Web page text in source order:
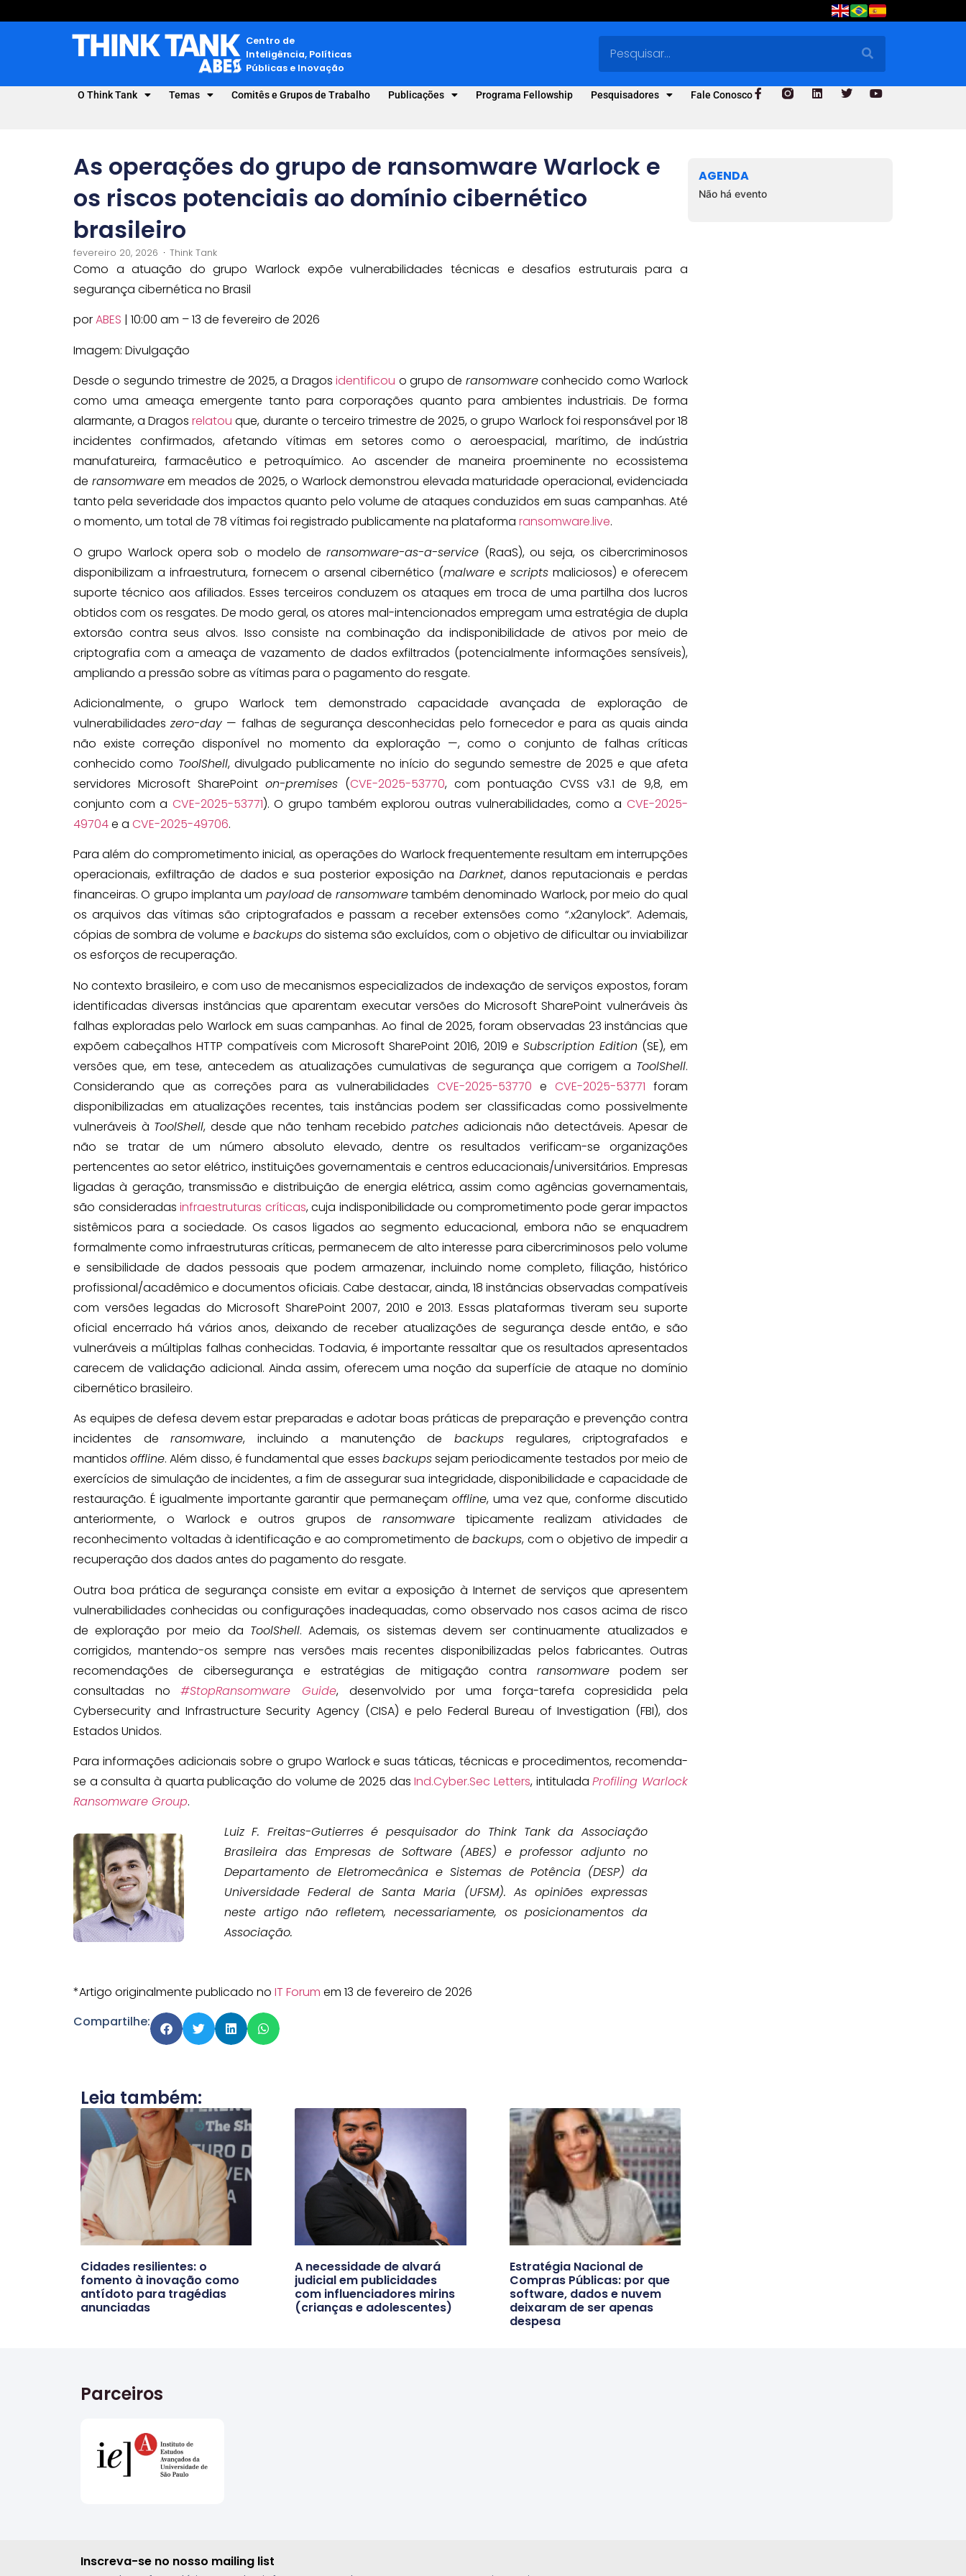
Centro de
Inteligência, Políticas
Públicas e Inovação
O Think Tank Temas Comitês e Grupos de Trabalho Publicações Programa Fellowship Pesquisadores Fale Conosco
As operações do grupo de ransomware Warlock e
os riscos potenciais ao domínio cibernético
brasileiro
fevereiro 20, 2026 Think Tank
Como a atuação do grupo Warlock expõe vulnerabilidades técnicas e desafios estruturais para a
segurança cibernética no Brasil
porABES | 10:00 am – 13 de fevereiro de 2026
Imagem: Divulgação
Desde o segundo trimestre de 2025, a Dragosidentificou o grupo de ransomwareconhecido como Warlock
como uma ameaça emergente tanto para corporações quanto para ambientes industriais. De forma
alarmante, a Dragosrelatou que, durante o terceiro trimestre de 2025, o grupo Warlock foi responsável por 18
incidentes confirmados, afetando vítimas em setores como o aeroespacial, marítimo, de indústria
manufatureira, farmacêutico e petroquímico. Ao ascender de maneira proeminente no ecossistema
de ransomwareem meados de 2025, o Warlock demonstrou elevada maturidade operacional, evidenciada
tanto pela severidade dos impactos quanto pelo volume de ataques conduzidos em suas campanhas. Até
o momento, um total de 78 vítimas foi registrado publicamente na plataforma ransomware.live.
O grupo Warlock opera sob o modelo deransomware-as-a-service (RaaS), ou seja, os cibercriminosos
disponibilizam a infraestrutura, fornecem o arsenal cibernético (malware e scripts maliciosos) e oferecem
suporte técnico aos afiliados. Esses terceiros conduzem os ataques em troca de uma partilha dos lucros
obtidos com os resgates. De modo geral, os atores mal-intencionados empregam uma estratégia de dupla
extorsão contra seus alvos. Isso consiste na combinação da indisponibilidade de ativos por meio de
criptografia com a ameaça de vazamento de dados exfiltrados (potencialmente informações sensíveis),
ampliando a pressão sobre as vítimas para o pagamento do resgate.
Adicionalmente, o grupo Warlock tem demonstrado capacidade avançada de exploração de
vulnerabilidadeszero-day — falhas de segurança desconhecidas pelo fornecedor e para as quais ainda
não existe correção disponível no momento da exploração —, como o conjunto de falhas críticas
conhecido como ToolShell, divulgado publicamente no início do segundo semestre de 2025 e que afeta
servidores Microsoft SharePoint on-premises (CVE-2025-53770, com pontuação CVSS v3.1 de 9,8, em
conjunto com a CVE-2025-53771). O grupo também explorou outras vulnerabilidades, como a CVE-2025-
49704e a CVE-2025-49706.
Para além do comprometimento inicial, as operações do Warlock frequentemente resultam em interrupções
operacionais, exfiltração de dados e sua posterior exposição na Darknet, danos reputacionais e perdas
financeiras. O grupo implanta um payloadde ransomwaretambém denominado Warlock, por meio do qual
os arquivos das vítimas são criptografados e passam a receber extensões como “.x2anylock”. Ademais,
cópias de sombra de volume e backupsdo sistema são excluídos, com o objetivo de dificultar ou inviabilizar
os esforços de recuperação.
No contexto brasileiro, e com uso de mecanismos especializados de indexação de serviços expostos, foram
identificadas diversas instâncias que aparentam executar versões do Microsoft SharePoint vulneráveis às
falhas exploradas pelo Warlock em suas campanhas. Ao final de 2025, foram observadas 23 instâncias que
expõem cabeçalhos HTTP compatíveis com Microsoft SharePoint 2016, 2019 e Subscription Edition (SE), em
versões que, em tese, antecedem as atualizações cumulativas de segurança que corrigem a ToolShell.
Considerando que as correções para as vulnerabilidades CVE-2025-53770 e CVE-2025-53771 foram
disponibilizadas em atualizações recentes, tais instâncias podem ser classificadas como possivelmente
vulneráveis à ToolShell, desde que não tenham recebido patchesadicionais não detectáveis. Apesar de
não se tratar de um número absoluto elevado, dentre os resultados verificam-se organizações
pertencentes ao setor elétrico, instituições governamentais e centros educacionais/universitários. Empresas
ligadas à geração, transmissão e distribuição de energia elétrica, assim como agências governamentais,
são consideradas infraestruturas críticas, cuja indisponibilidade ou comprometimento pode gerar impactos
sistêmicos para a sociedade. Os casos ligados ao segmento educacional, embora não se enquadrem
formalmente como infraestruturas críticas, permanecem de alto interesse para cibercriminosos pelo volume
e sensibilidade de dados pessoais que podem armazenar, incluindo nome completo, filiação, histórico
profissional/acadêmico e documentos oficiais. Cabe destacar, ainda, 18 instâncias observadas compatíveis
com versões legadas do Microsoft SharePoint 2007, 2010 e 2013. Essas plataformas tiveram seu suporte
oficial encerrado há vários anos, deixando de receber atualizações de segurança desde então, e são
vulneráveis a múltiplas falhas conhecidas. Todavia, é importante ressaltar que os resultados apresentados
carecem de validação adicional. Ainda assim, oferecem uma noção da superfície de ataque no domínio
cibernético brasileiro.
As equipes de defesa devem estar preparadas e adotar boas práticas de preparação e prevenção contra
incidentes deransomware, incluindo a manutenção de backupsregulares, criptografados e
mantidosoffline. Além disso, é fundamental que esses backupssejam periodicamente testados por meio de
exercícios de simulação de incidentes, a fim de assegurar sua integridade, disponibilidade e capacidade de
restauração. É igualmente importante garantir que permaneçam offline, uma vez que, conforme discutido
anteriormente, o Warlock e outros grupos de ransomwaretipicamente realizam atividades de
reconhecimento voltadas à identificação e ao comprometimento de backups, com o objetivo de impedir a
recuperação dos dados antes do pagamento do resgate.
Outra boa prática de segurança consiste em evitar a exposição à Internet de serviços que apresentem
vulnerabilidades conhecidas ou configurações inadequadas, como observado nos casos acima de risco
de exploração por meio da ToolShell. Ademais, os sistemas devem ser continuamente atualizados e
corrigidos, mantendo-os sempre nas versões mais recentes disponibilizadas pelos fabricantes. Outras
recomendações de cibersegurança e estratégias de mitigação contra ransomwarepodem ser
consultadas no#StopRansomware Guide, desenvolvido por uma força-tarefa copresidida pela
Cybersecurity and Infrastructure Security Agency (CISA) e pelo Federal Bureau of Investigation (FBI), dos
Estados Unidos.
Para informações adicionais sobre o grupo Warlock e suas táticas, técnicas e procedimentos, recomenda-
se a consulta à quarta publicação do volume de 2025 dasInd.Cyber.Sec Letters, intituladaProfiling Warlock
Ransomware Group.
Luiz F. Freitas-Gutierres é pesquisador do Think Tank da Associação
Brasileira das Empresas de Software (ABES) e professor adjunto no
Departamento de Eletromecânica e Sistemas de Potência (DESP) da
Universidade Federal de Santa Maria (UFSM). As opiniões expressas
neste artigo não refletem, necessariamente, os posicionamentos da
Associação.
*Artigo originalmente publicado no IT Forum em 13 de fevereiro de 2026
Compartilhe:
Leia também:
Cidades resilientes: o
fomento à inovação como
antídoto para tragédias
anunciadas
A necessidade de alvará
judicial em publicidades
com influenciadores mirins
(crianças e adolescentes)
Estratégia Nacional de
Compras Públicas: por que
software, dados e nuvem
deixaram de ser apenas
despesa
AGENDA
Não há evento
Parceiros
Inscreva-se no nosso mailing list